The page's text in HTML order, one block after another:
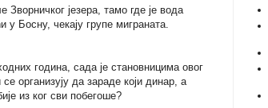
језера, тамо где је вода
Босну, чекају групе миграната.
година, сада је становницима овог
организују да зараде који динар, а
из ког сви побегоше?